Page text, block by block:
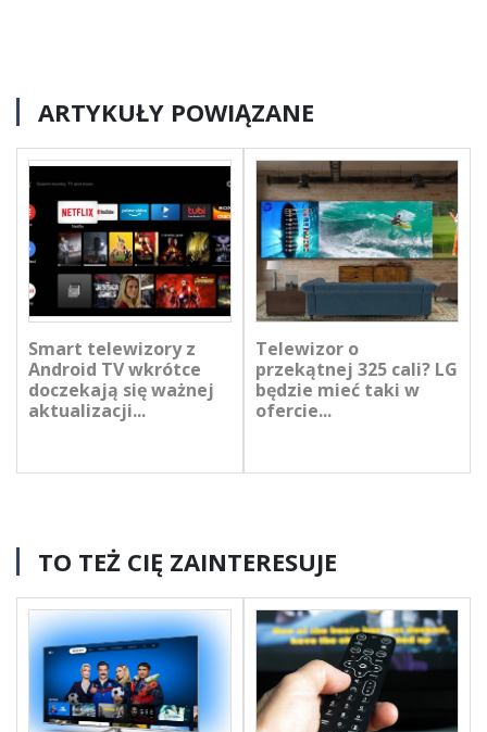
ARTYKUŁY POWIĄZANE
Smart telewizory z
Android TV wkrótce
doczekają się ważnej
aktualizacji...
Telewizor o
przekątnej 325 cali? LG
będzie mieć taki w
ofercie...
TO TEŻ CIĘ ZAINTERESUJE